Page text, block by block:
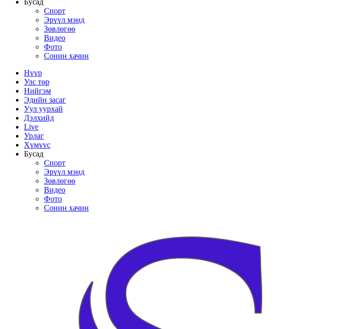
Бусад
Спорт
Эрүүл мэнд
Зөвлөгөө
Видео
Фото
Сонин хачин
Нүүр
Улс төр
Нийгэм
Эдийн засаг
Уул уурхай
Дэлхийд
Live
Урлаг
Хүмүүс
Бусад
Спорт
Эрүүл мэнд
Зөвлөгөө
Видео
Фото
Сонин хачин